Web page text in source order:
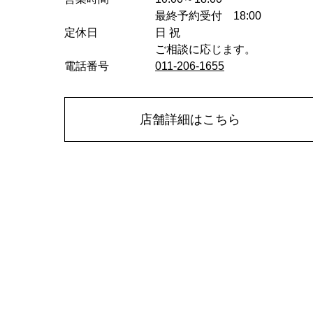
最終予約受付 18:00
定休日
日 祝
ご相談に応じます。
電話番号
011-206-1655
店舗詳細はこちら